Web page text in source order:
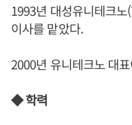
1993년 대성유니테크
이사를 맡았다.
2000년 유니테크노 대
◆ 학력